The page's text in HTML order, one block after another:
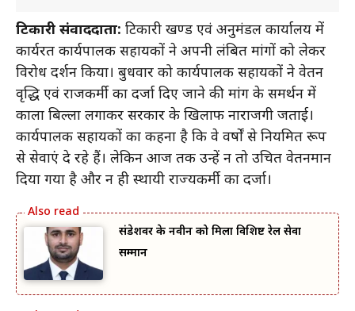
टिकारी संवाददाता: टिकारी प्रखण्ड एवं अनुमंडल कार्यालय में
कार्यरत कार्यपालक सहायकों ने अपनी लंबित मांगों को लेकर
विरोध प्रदर्शन किया। बुधवार को कार्यपालक सहायकों ने वेतन
वृद्धि एवं राजकर्मी का दर्जा दिए जाने की मांग के समर्थन में
काला बिल्ला लगाकर सरकार के खिलाफ नाराजगी जताई।
कार्यपालक सहायकों का कहना है कि वे वर्षों से नियमित रूप
से सेवाएं दे रहे हैं। लेकिन आज तक उन्हें न तो उचित वेतनमान
दिया गया है और न ही स्थायी राज्यकर्मी का दर्जा।
संडेशवर के नवीन को मिला विशिष्ट रेल सेवा
सम्मान